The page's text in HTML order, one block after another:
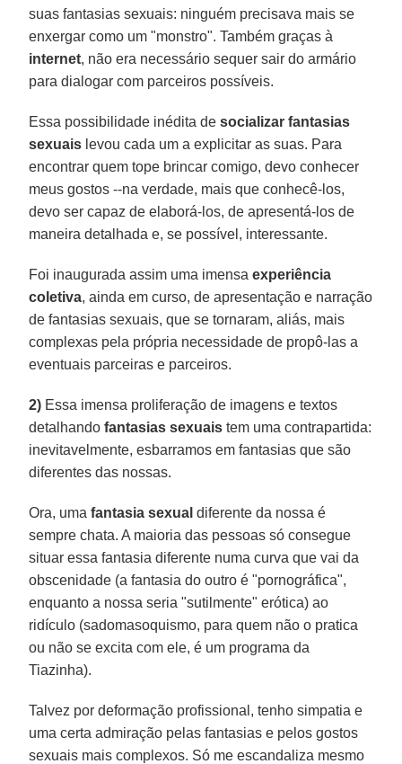
suas fantasias sexuais: ninguém precisava mais se
enxergar como um "monstro". Também graças à
internet, não era necessário sequer sair do armário
para dialogar com parceiros possíveis.
Essa possibilidade inédita desocializar fantasias
sexuais levou cada um a explicitar as suas. Para
encontrar quem tope brincar comigo, devo conhecer
meus gostos --na verdade, mais que conhecê-los,
devo ser capaz de elaborá-los, de apresentá-los de
maneira detalhada e, se possível, interessante.
Foi inaugurada assim uma imensaexperiência
coletiva, ainda em curso, de apresentação e narração
de fantasias sexuais, que se tornaram, aliás, mais
complexas pela própria necessidade de propô-las a
eventuais parceiras e parceiros.
2) Essa imensa proliferação de imagens e textos
detalhandofantasias sexuais tem uma contrapartida:
inevitavelmente, esbarramos em fantasias que são
diferentes das nossas.
Ora, umafantasia sexual diferente da nossa é
sempre chata. A maioria das pessoas só consegue
situar essa fantasia diferente numa curva que vai da
obscenidade (a fantasia do outro é "pornográfica",
enquanto a nossa seria "sutilmente" erótica) ao
ridículo (sadomasoquismo, para quem não o pratica
ou não se excita com ele, é um programa da
Tiazinha).
Talvez por deformação profissional, tenho simpatia e
uma certa admiração pelas fantasias e pelos gostos
sexuais mais complexos. Só me escandaliza mesmo